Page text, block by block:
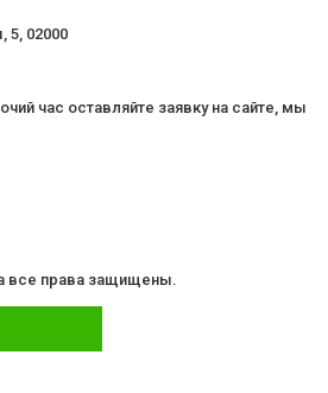
5, 02000
час оставляйте заявку на сайте, мы
все права защищены.